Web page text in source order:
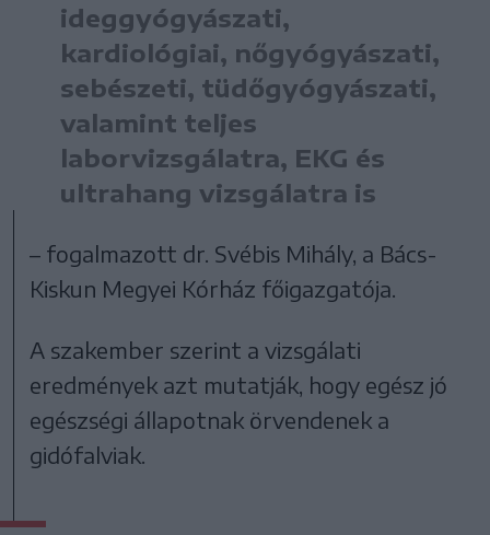
ideggyógyászati,
kardiológiai, nőgyógyászati,
sebészeti, tüdőgyógyászati,
valamint teljes
laborvizsgálatra, EKG és
ultrahang vizsgálatra is
– fogalmazott dr. Svébis Mihály, a Bács-
Kiskun Megyei Kórház főigazgatója.
A szakember szerint a vizsgálati
eredmények azt mutatják, hogy egész jó
egészségi állapotnak örvendenek a
gidófalviak.